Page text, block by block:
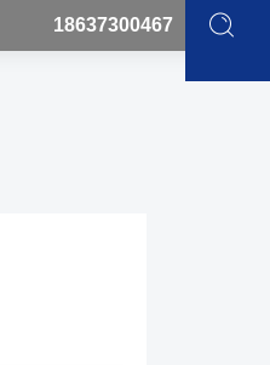
18637300467